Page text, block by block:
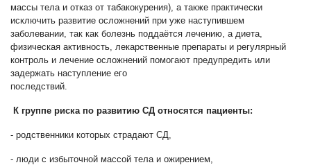
массы тела и отказ от табакокурения), а также практически
исключить развитие осложнений при уже наступившем
заболевании, так как болезнь поддаётся лечению, а диета,
физическая активность, лекарственные препараты и регулярный
контроль и лечение осложнений помогают предупредить или
задержать наступление его
К группе риска по развитию СД относятся пациенты:
- родственники которых страдают СД,
- люди с избыточной массой тела и ожирением,